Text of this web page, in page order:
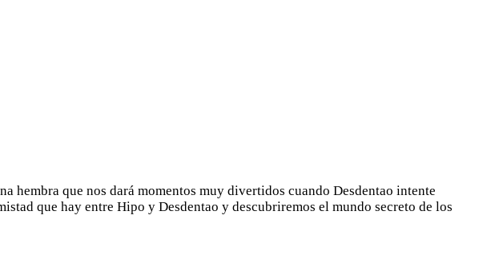
hembra que nos dará momentos muy divertidos cuando Desdentao intente
que hay entre Hipo y Desdentao y descubriremos el mundo secreto de los